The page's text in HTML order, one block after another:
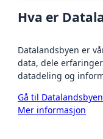
Hva er
Datalandsbyen er
data, dele
datadeling og
Gå til Datalandsbyen
Mer informasjon